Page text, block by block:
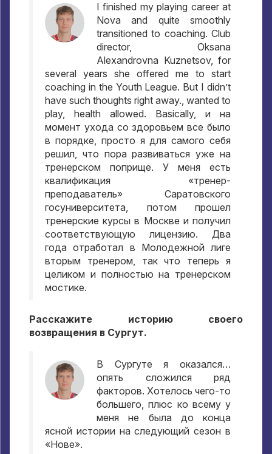
I finished my playing career at
Nova and quite smoothly
transitioned to coaching. Club
director, Oksana
Alexandrovna Kuznetsov, for
several years she offered me to start
coaching in the Youth League. But I didn’t
have such thoughts right away., wanted to
play, health allowed. Basically, и на
момент ухода со здоровьем все было
в порядке, просто я для самого себя
решил, что пора развиваться уже на
тренерском поприще. У меня есть
квалификация «тренер-
преподаватель» Саратовского
госуниверситета, потом прошел
тренерские курсы в Москве и получил
соответствующую лицензию. Два
года отработал в Молодежной лиге
вторым тренером, так что теперь я
целиком и полностью на тренерском
мостике.
Расскажите историю своего
возвращения в Сургут.
В Сургуте я оказался…
опять сложился ряд
факторов. Хотелось чего-то
большего,плюс ко всему у
меня не была до конца
ясной истории на следующий сезон в
«Нове».